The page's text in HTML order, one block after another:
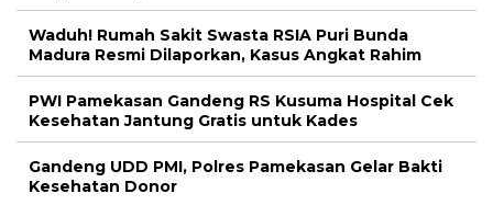
Waduh! Rumah Sakit Swasta RSIA Puri Bunda
Madura Resmi Dilaporkan, Kasus Angkat Rahim
PWI Pamekasan Gandeng RS Kusuma Hospital Cek
Kesehatan Jantung Gratis untuk Kades
Gandeng UDD PMI, Polres Pamekasan Gelar Bakti
Kesehatan Donor